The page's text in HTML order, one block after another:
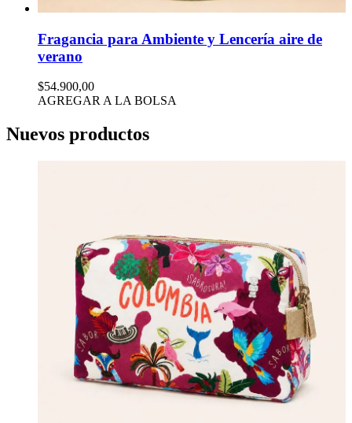
Fragancia para Ambiente y Lencería aire de
verano
$54.900,00
AGREGAR A LA BOLSA
Nuevos productos